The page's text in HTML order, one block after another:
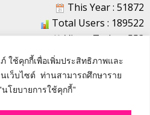
ใช้คุกกี้เพื่อเพิ่มประสิทธิภาพและ
เว็บไซต์ ท่านสามารถศึกษาราย
โยบายการใช้คุกกี้"
This Year : 51872
Total Users : 189522
Views Today : 553
Total views : 1220188
Who's Online : 1